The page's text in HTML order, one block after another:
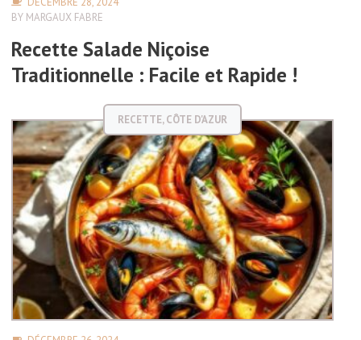
BY MARGAUX FABRE
Recette Salade Niçoise
Traditionnelle : Facile et Rapide !
RECETTE,CÔTE D'AZUR